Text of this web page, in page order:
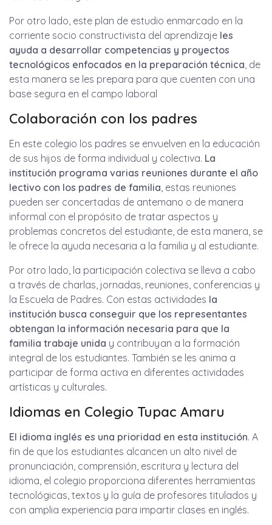
Por otro lado, este plan de estudio enmarcado en la
corriente socio constructivista del aprendizaje les
ayuda a desarrollar competencias y proyectos
tecnológicos enfocados en la preparación técnica, de
esta manera se les prepara para que cuenten con una
base segura en el campo laboral
Colaboración con los padres
En este colegio los padres se envuelven en la educación
de sus hijos de forma individual y colectiva. La
institución programa varias reuniones durante el año
lectivo con los padres de familia, estas reuniones
pueden ser concertadas de antemano o de manera
informal con el propósito de tratar aspectos y
problemas concretos del estudiante, de esta manera, se
le ofrece la ayuda necesaria a la familia y al estudiante.
Por otro lado, la participación colectiva se lleva a cabo
a través de charlas, jornadas, reuniones, conferencias y
la Escuela de Padres. Con estas actividades la
institución busca conseguir que los representantes
obtengan la información necesaria para que la
familia trabaje unida y contribuyan a la formación
integral de los estudiantes. También se les anima a
participar de forma activa en diferentes actividades
artísticas y culturales.
Idiomas en Colegio Tupac Amaru
El idioma inglés es una prioridad en esta institución. A
fin de que los estudiantes alcancen un alto nivel de
pronunciación, comprensión, escritura y lectura del
idioma, el colegio proporciona diferentes herramientas
tecnológicas, textos y la guía de profesores titulados y
con amplia experiencia para impartir clases en inglés.